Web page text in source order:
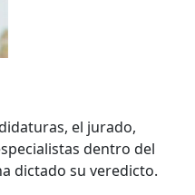
el jurado,
dentro del
dictado su veredicto.